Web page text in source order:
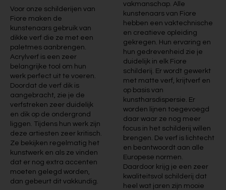
Voor onze schilderijen van
Fiore maken de
kunstenaars gebruik van
dikke verf die ze met een
paletmes aanbrengen.
Acrylverf is een zeer
belangrijke tool om hun
werk perfect uit te voeren.
Doordat de verf dik is
aangebracht, zie je de
verfstreken zeer duidelijk
en dik op de ondergrond
liggen. Tijdens hun werk zijn
deze artiesten zeer kritisch.
Ze bekijken regelmatig het
kunstwerk en als ze vinden
dat er nog extra accenten
moeten gelegd worden,
dan gebeurt dit vakkundig.
vakmanschap. Alle
kunstenaars van Fiore
hebben een vaktechnische
en creatieve opleiding
gekregen. Hun ervaring en
hun gedrevenheid zie je
duidelijk in elk Fiore
schilderij. Er wordt gewerkt
met matte verf, krijtverf en
op basis van
kunstharsdispersie. Er
worden lijnen toegevoegd
daar waar ze nog meer
focus in het schilderij willen
brengen. De verf is lichtecht
en beantwoordt aan alle
Europese normen.
Daardoor krijg je een zeer
kwaliteitsvol schilderij dat
heel wat jaren zijn mooie